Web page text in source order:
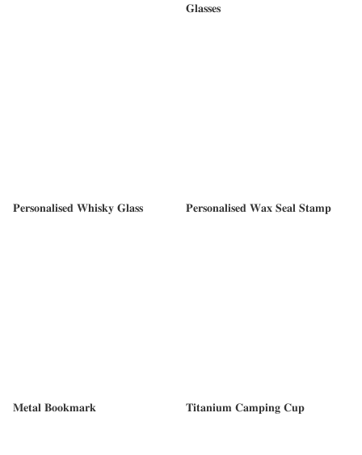
𝐆𝐥𝐚𝐬𝐬𝐞𝐬
𝐏𝐞𝐫𝐬𝐨𝐧𝐚𝐥𝐢𝐬𝐞𝐝 𝐖𝐡𝐢𝐬𝐤𝐲 𝐆𝐥𝐚𝐬𝐬 𝐏𝐞𝐫𝐬𝐨𝐧𝐚𝐥𝐢𝐬𝐞𝐝 𝐖𝐚𝐱 𝐒𝐞𝐚𝐥 𝐒𝐭𝐚𝐦𝐩
𝐌𝐞𝐭𝐚𝐥 𝐁𝐨𝐨𝐤𝐦𝐚𝐫𝐤 𝐓𝐢𝐭𝐚𝐧𝐢𝐮𝐦 𝐂𝐚𝐦𝐩𝐢𝐧𝐠 𝐂𝐮𝐩